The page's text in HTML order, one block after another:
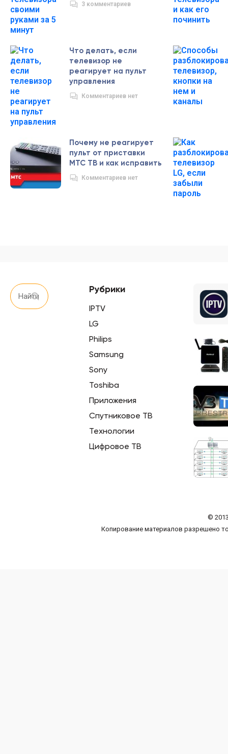
3 комментариев
Что делать, если
телевизор не
реагирует на пульт
управления
Комментариев нет
Почему не реагирует
пульт от приставки
МТС ТВ и как исправить
Комментариев нет
Рубрики
IPTV
LG
Philips
Samsung
Sony
Toshiba
Приложения
Спутниковое ТВ
Технологии
Цифровое ТВ
©
Копирование материалов разрешено